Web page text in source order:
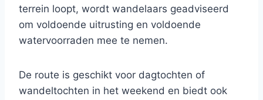
terrein loopt, wordt wandelaars geadviseerd
om voldoende uitrusting en voldoende
watervoorraden mee te nemen.
De route is geschikt voor dagtochten of
wandeltochten in het weekend en biedt ook